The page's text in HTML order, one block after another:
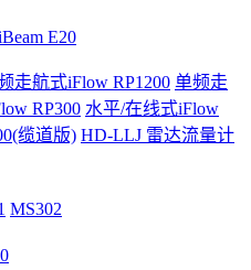
E20
走航式iFlow RP1200 单频走
RP300 水平/在线式iFlow
缆道版) HD-LLJ 雷达流量计
MS302